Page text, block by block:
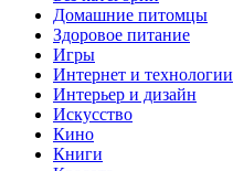
Домашние питомцы
Здоровое питание
Игры
Интернет и технологии
Интерьер и дизайн
Искусство
Кино
Книги